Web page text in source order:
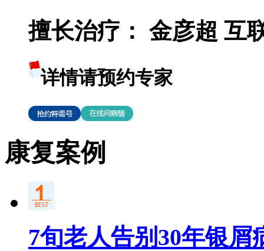
擅长治疗： 金彦超 互
详情请预约专家
康复案例
7旬老人告别30年银屑